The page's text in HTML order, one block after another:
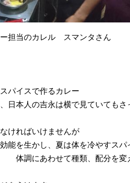
担当のカレル スマンタさん
パイスで作るカレー
日本人の吉永は横で見ていても
ければいけませんが
能を生かし、夏は体を冷やすス
体調にあわせて種類、配分を変